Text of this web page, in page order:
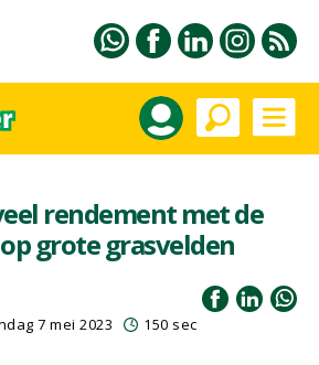
rendement met de
grote grasvelden
7 mei 2023 150 sec